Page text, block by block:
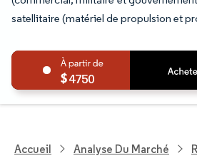
satellitaire (matériel de propulsion et
4750
Accueil Analyse Du Marché